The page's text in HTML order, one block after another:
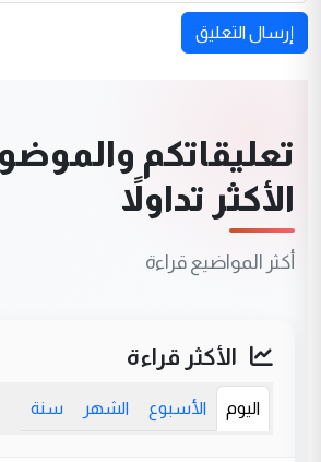
إرسال التعليق
تعليقاتكم
الأكثر تداولاً
أكثر المواضيع قراءة
الأكثر قراءة
اليوم الأسبوع الشهر سنة